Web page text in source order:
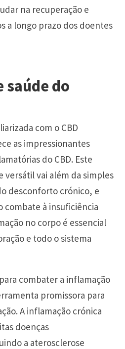
na recuperação e
a longo prazo dos doentes
saúde do
com o CBD
as impressionantes
do CBD. Este
vai além da simples
desconforto crónico, e
combate à insuficiência
no corpo é essencial
e todo o sistema
combater a inflamação
promissora para
A inflamação crónica
doenças
a aterosclerose